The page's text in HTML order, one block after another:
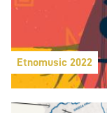
Etnomusic 2022